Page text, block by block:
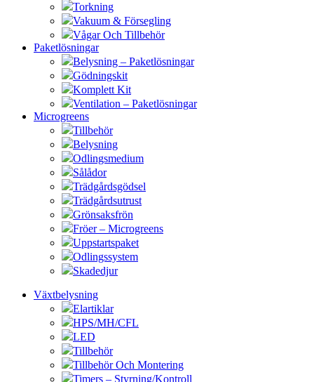
Torkning
Vakuum & Försegling
Vågar Och Tillbehör
Paketlösningar
Belysning – Paketlösningar
Gödningskit
Komplett Kit
Ventilation – Paketlösningar
Microgreens
Tillbehör
Belysning
Odlingsmedium
Sålådor
Trädgårdsgödsel
Trädgårdsutrust
Grönsaksfrön
Fröer – Microgreens
Uppstartspaket
Odlingssystem
Skadedjur
Växtbelysning
Elartiklar
HPS/MH/CFL
LED
Tillbehör
Tillbehör Och Montering
Timers – Styrning/Kontroll